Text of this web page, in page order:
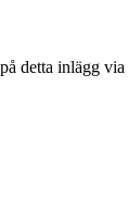
detta inlägg via